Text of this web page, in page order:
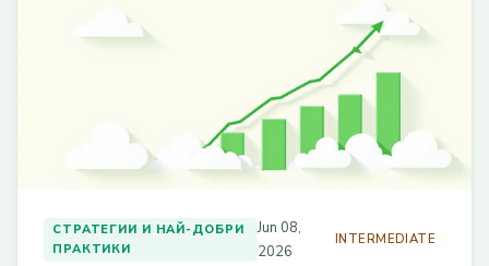
СТРАТЕГИИ И НАЙ-ДОБРИ
ПРАКТИКИ
Jun 08,
2026
INTERMEDIATE